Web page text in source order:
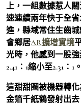
上，一組數據惹人
速連續兩年快于全
進，縣域常住生齒城
會鄉居AR擴增實境
光時，他感到一股
2.41∶1縮小至2.31∶1。
這甜甜圈被機器轉
金箔千紙鶴發射出